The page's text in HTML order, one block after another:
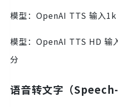
模型：OpenAI TTS 输入
模型：OpenAI TTS HD 输
分
语音转文字（